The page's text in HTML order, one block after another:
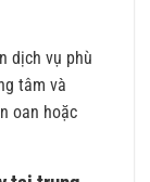
dịch vụ phù
tâm và
oan hoặc